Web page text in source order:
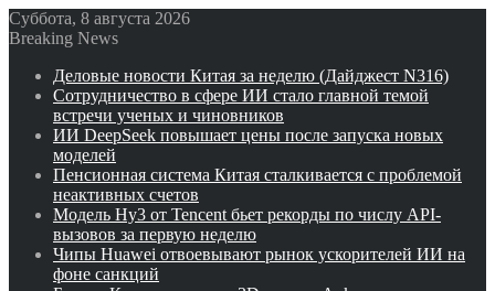
Суббота, 8 августа 2026
Breaking News
Деловые новости Китая за неделю (Дайджест N316)
Сотрудничество в сфере ИИ стало главной темой
встречи ученых и чиновников
ИИ DeepSeek повышает цены после запуска новых
моделей
Пенсионная система Китая сталкивается с проблемой
неактивных счетов
Модель Hy3 от Tencent бьет рекорды по числу API-
вызовов за первую неделю
Чипы Huawei отвоевывают рынок ускорителей ИИ на
фоне санкций